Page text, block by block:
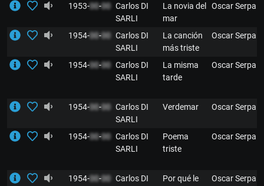
1953-00-00 Carlos DI
SARLI
La novia del
mar
Oscar Serpa
1954-00-00 Carlos DI
SARLI
La canción
más triste
Oscar Serpa
1954-00-00 Carlos DI
SARLI
La misma
tarde
Oscar Serpa
1954-00-00 Carlos DI
SARLI
Verdemar Oscar Serpa
1954-00-00 Carlos DI
SARLI
Poema
triste
Oscar Serpa
1954-00-00 Carlos DI
Por qué le
Oscar Serpa